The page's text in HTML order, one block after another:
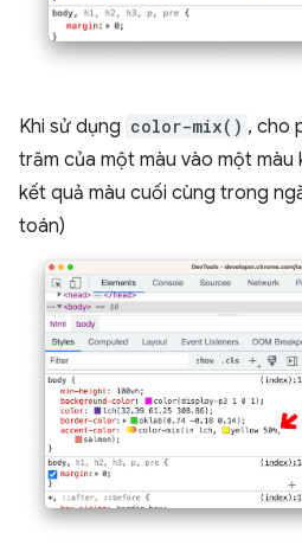
Khi sử dụng color-mix() , cho
trăm của một màu vào một màu
kết quả màu cuối cùng trong
toán)